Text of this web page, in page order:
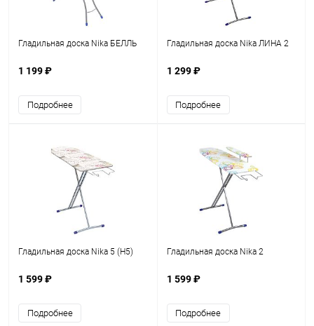
Гладильная доска Nika БЕЛЛЬ
1 199 ₽
Подробнее
Гладильная доска Nika ЛИНА 2
1 299 ₽
Подробнее
Гладильная доска Nika 5 (Н5)
1 599 ₽
Подробнее
Гладильная доска Nika 2
1 599 ₽
Подробнее